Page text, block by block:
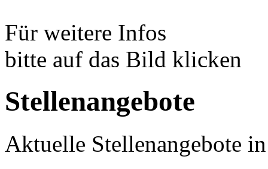
Für weitere Infos
bitte auf das Bild klicken
Stellenangebote
Aktuelle Stellenangebote